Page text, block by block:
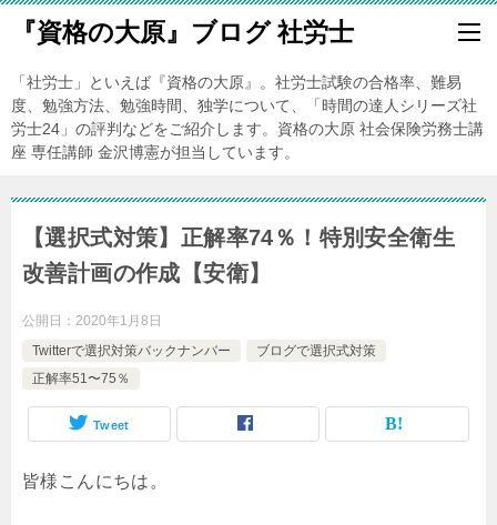
『資格の大原』ブログ 社労士
「社労士」といえば『資格の大原』。社労士試験の合格率、難易
度、勉強方法、勉強時間、独学について、「時間の達人シリーズ社
労士24」の評判などをご紹介します。資格の大原 社会保険労務士講
座 専任講師 金沢博憲が担当しています。
【選択式対策】正解率74％！特別安全衛生
改善計画の作成【安衛】
公開日： 2020年1月8日
Twitterで選択対策バックナンバー
ブログで選択式対策
正解率51〜75％
Tweet
皆様こんにちは。